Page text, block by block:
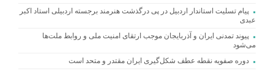
پیام تسلیت استاندار اردبیل در پی درگذشت هنرمند برجسته اردبیلی استاد اکبر
عبدی
پیوند تمدنی ایران و آذربایجان موجب ارتقای امنیت ملی و روابط ملت‌ها
می‌شود
دوره صفویه نقطه عطف شکل‌گیری ایران مقتدر و متحد است